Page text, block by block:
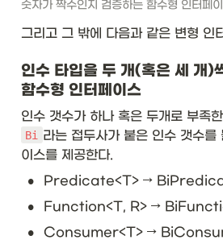
U
ar
y
O
pe
ra
to
r
T
>
&
숫자가 짝수인지 검증하는 함수형 인터페
그리고 그 밖에 다음과 같은 변형 인
인수 타입을 두 개(혹은 세 개)
함수형 인터페이스
Bi
라는 접두사가 붙은 인수 갯수를
이스를 제공한다.
• Predicate<T> →
• Function<T, R> →
• Consumer<T> →